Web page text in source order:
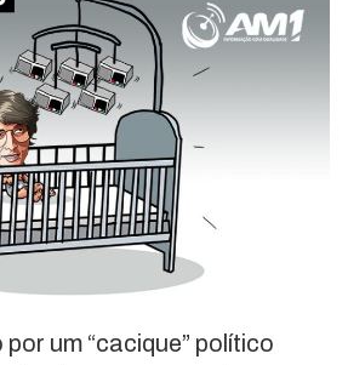
um “cacique” político